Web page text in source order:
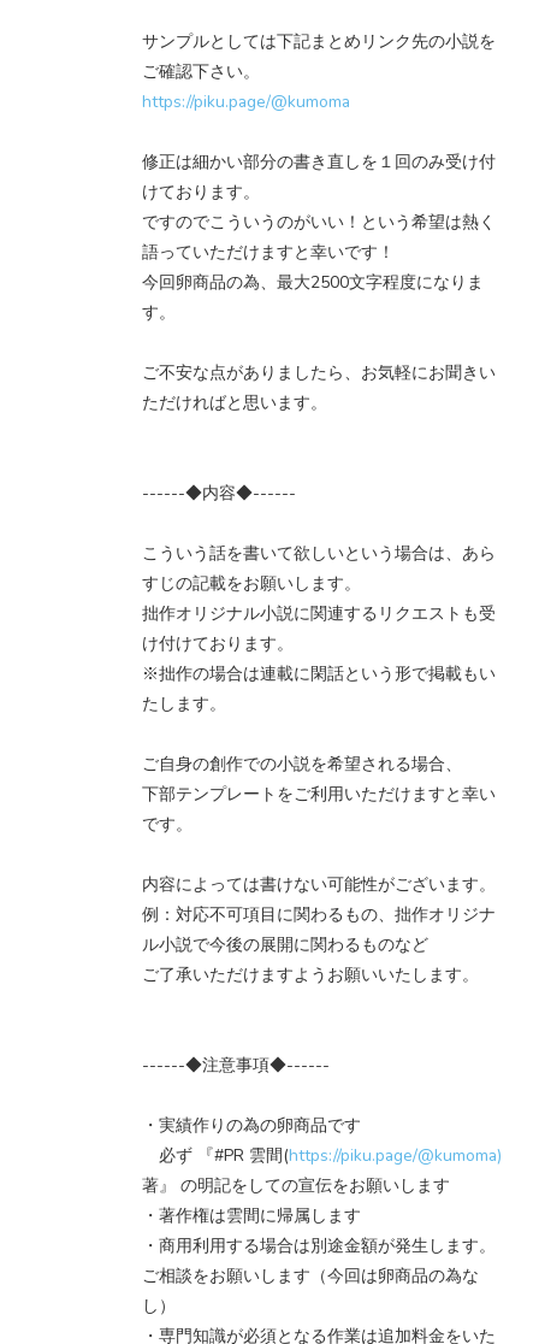
サンプルとしては下記まとめリンク先の小説を
ご確認下さい。
https://piku.page/@kumoma
修正は細かい部分の書き直しを１回のみ受け付
けております。
ですのでこういうのがいい！という希望は熱く
語っていただけますと幸いです！
今回卵商品の為、最大2500文字程度になりま
す。
ご不安な点がありましたら、お気軽にお聞きい
ただければと思います。
------◆内容◆------
こういう話を書いて欲しいという場合は、あら
すじの記載をお願いします。
拙作オリジナル小説に関連するリクエストも受
け付けております。
※拙作の場合は連載に閑話という形で掲載もい
たします。
ご自身の創作での小説を希望される場合、
下部テンプレートをご利用いただけますと幸い
です。
内容によっては書けない可能性がございます。
例：対応不可項目に関わるもの、拙作オリジナ
ル小説で今後の展開に関わるものなど
ご了承いただけますようお願いいたします。
------◆注意事項◆------
・実績作りの為の卵商品です
必ず 『#PR 雲間(https://piku.page/@kumoma)
著』 の明記をしての宣伝をお願いします
・著作権は雲間に帰属します
・商用利用する場合は別途金額が発生します。
ご相談をお願いします（今回は卵商品の為な
し）
・専門知識が必須となる作業は追加料金をいた